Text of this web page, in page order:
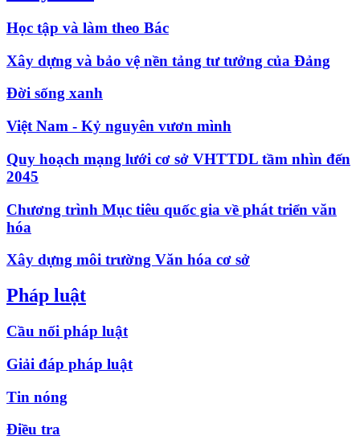
Học tập và làm theo Bác
Xây dựng và bảo vệ nền tảng tư tưởng của Đảng
Đời sống xanh
Việt Nam - Kỷ nguyên vươn mình
Quy hoạch mạng lưới cơ sở VHTTDL tầm nhìn đến
2045
Chương trình Mục tiêu quốc gia về phát triển văn
hóa
Xây dựng môi trường Văn hóa cơ sở
Pháp luật
Cầu nối pháp luật
Giải đáp pháp luật
Tin nóng
Điều tra